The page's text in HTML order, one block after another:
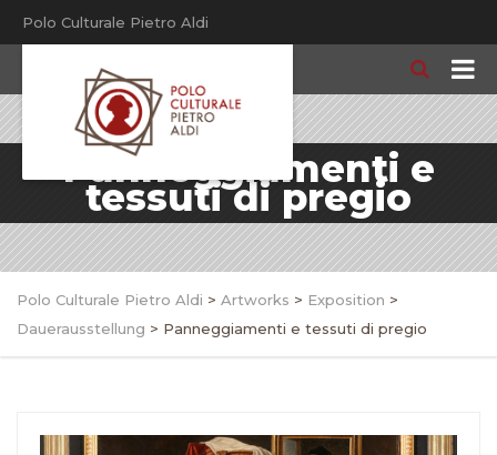
Polo Culturale Pietro Aldi
Panneggiamenti e
tessuti di pregio
Polo Culturale Pietro Aldi > Artworks > Exposition >
Dauerausstellung > Panneggiamenti e tessuti di pregio